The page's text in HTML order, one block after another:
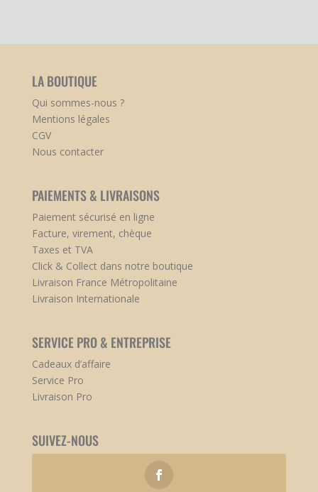
LA BOUTIQUE
Qui sommes-nous ?
Mentions légales
CGV
Nous contacter
PAIEMENTS & LIVRAISONS
Paiement sécurisé en ligne
Facture, virement, chèque
Taxes et TVA
Click & Collect dans notre boutique
Livraison France Métropolitaine
Livraison Internationale
SERVICE PRO & ENTREPRISE
Cadeaux d’affaire
Service Pro
Livraison Pro
SUIVEZ-NOUS